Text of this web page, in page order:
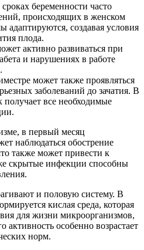
беременности часто
происходящих в женском
адаптируются, создавая условия
плода.
активно развиваться при
и нарушениях в работе
может также проявляться
заболеваний до зачатия. В
получает все необходимые
в первый месяц
наблюдаться обострение
также может привести к
скрытые инфекции способны
и половую систему. В
кислая среда, которая
для жизни микроорганизмов,
особенно возрастает
норм.